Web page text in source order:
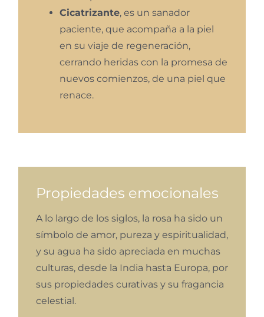
Cicatrizante, es un sanador
paciente, que acompaña a la piel
en su viaje de regeneración,
cerrando heridas con la promesa de
nuevos comienzos, de una piel que
renace.
Propiedades emocionales
A lo largo de los siglos, la rosa ha sido un
símbolo de amor, pureza y espiritualidad,
y su agua ha sido apreciada en muchas
culturas, desde la India hasta Europa, por
sus propiedades curativas y su fragancia
celestial.